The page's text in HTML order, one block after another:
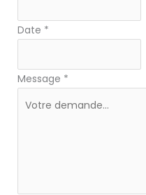
Date *
Message *